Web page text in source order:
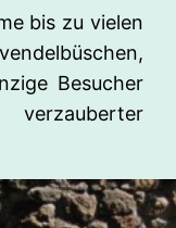
bis zu vielen
Besucher